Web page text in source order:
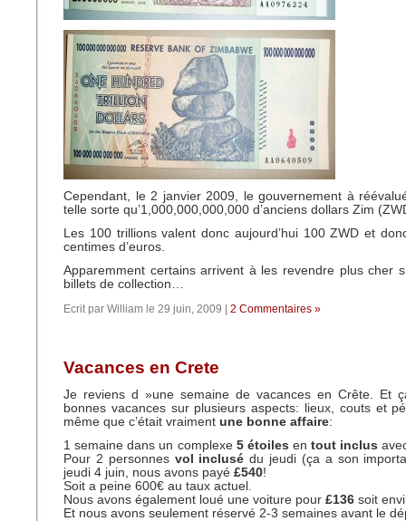
Cependant, le 2 janvier 2009, le gouvernement à
telle sorte qu’1,000,000,000,000 d’anciens dollars Zim
Les 100 trillions valent donc aujourd’hui 100 ZWD et
centimes d’euros.
Apparemment certains arrivent à les revendre plus cher
billets de collection…
Ecrit par William le 29 juin, 2009 | 2 Commentaires »
Vacances en Crete
Je reviens d »une semaine de vacances en Crête. Et
bonnes vacances sur plusieurs aspects: lieux, couts et
même que c’était vraiment une bonne affaire:
1 semaine dans un complexe 5 étoiles entout inclus
Pour 2 personnes vol inclusé du jeudi (ça a son
jeudi 4 juin, nous avons payé £540!
Soit a peine 600€ au taux actuel.
Nous avons également loué une voiture pour £136 soit
Et nous avons seulement réservé 2-3 semaines avant le